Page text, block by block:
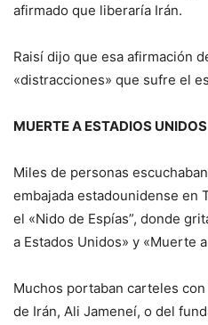
afirmado que liberaría Irán.
Raisí dijo que esa afirmación
«distracciones» que sufre el
MUERTE A ESTADIOS UNIDOS
Miles de personas
embajada estadounidense en
el «Nido de Espías”, donde
a Estados Unidos» y «Muerte a
Muchos portaban carteles
de Irán, Ali Jameneí, o del